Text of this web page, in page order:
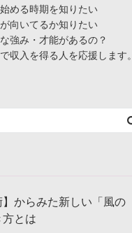
める時期を知りたい
向いてるか知りたい
強み・才能があるの？
収入を得る人を応援します。
】からみた新しい「風の
とは